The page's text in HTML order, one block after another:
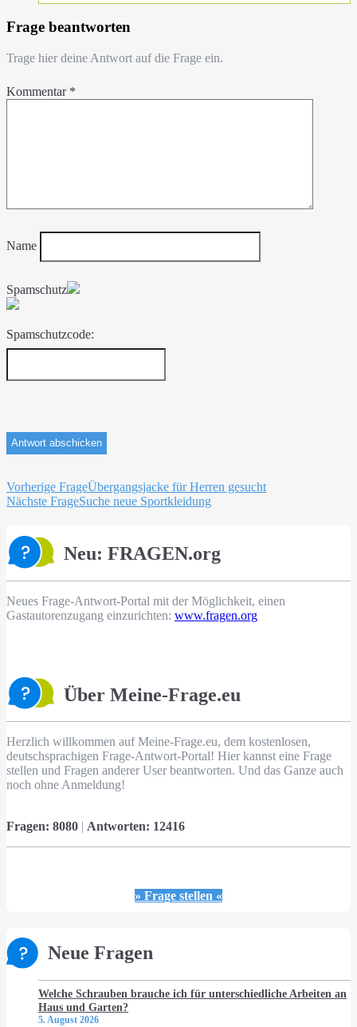
Frage beantworten
Trage hier deine Antwort auf die Frage ein.
Kommentar *
Name
Spamschutz
Spamschutzcode:
Beitragsnavigation
Vorherige FrageÜbergangsjacke für Herren gesucht
Nächste FrageSuche neue Sportkleidung
Neu: FRAGEN.org
Neues Frage-Antwort-Portal mit der Möglichkeit, einen
Gastautorenzugang einzurichten: www.fragen.org
Über Meine-Frage.eu
Herzlich willkommen auf Meine-Frage.eu, dem kostenlosen,
deutschsprachigen Frage-Antwort-Portal! Hier kannst eine Frage
stellen und Fragen anderer User beantworten. Und das Ganze auch
noch ohne Anmeldung!
Fragen: 8080 | Antworten: 12416
» Frage stellen «
Neue Fragen
Welche Schrauben brauche ich für unterschiedliche Arbeiten an
Haus und Garten?
5. August 2026